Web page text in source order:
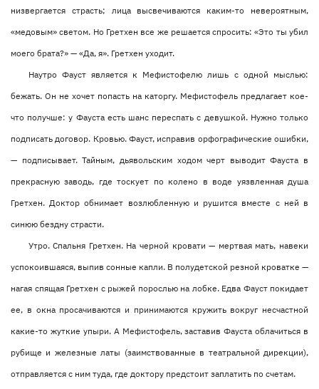
низвергается страсть; лица высвечиваются каким-то невероятным,
«медовым» светом. Но Гретхен все же решается спросить: «Это ты убил
моего брата?» — «Да, я». Гретхен уходит.
Наутро Фауст является к Мефистофелю лишь с одной мыслью:
бежать. Он не хочет попасть на каторгу. Мефистофель предлагает кое-
что получше: у Фауста есть шанс переспать с девушкой. Нужно только
подписать договор. Кровью. Фауст, исправив орфографические ошибки,
— подписывает. Тайным, дьявольским ходом черт выводит Фауста в
прекрасную заводь, где тоскует по колено в воде уязвленная душа
Гретхен. Доктор обнимает возлюбленную и рушится вместе с ней в
синюю бездну страсти.
Утро. Спальня Гретхен. На черной кровати — мертвая мать, навеки
успокоившаяся, выпив сонные капли. В полудетской резной кроватке —
нагая спящая Гретхен с рыжей порослью на лобке. Едва Фауст покидает
ее, в окна просачиваются и принимаются кружить вокруг несчастной
какие-то жуткие упыри. А Мефистофель, заставив Фауста облачиться в
рубище и железные латы (заимствованные в театральной дирекции),
отправляется с ним туда, где доктору предстоит заплатить по счетам.